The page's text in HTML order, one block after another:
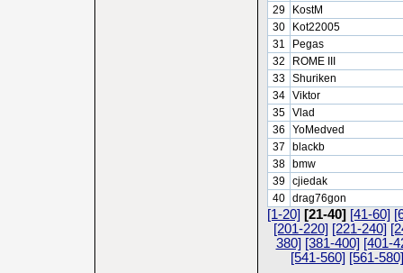
29
KostM
30
Kot22005
31
Pegas
32
ROME III
33 Shuriken
34 Viktor
35 Vlad
36
YoMedved
37
blackb
38
bmw
39 cjiedak
40 drag76gon
[1-20] [21-40] [41-60]
[201-220] [221-240]
380] [381-400] [401-
[541-560] [561-580]